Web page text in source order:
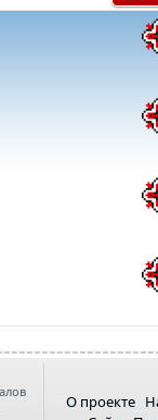
О проекте